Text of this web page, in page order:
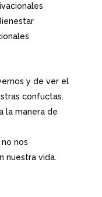
y de ver el
confuctas.
la manera de
nos
nuestra vida.